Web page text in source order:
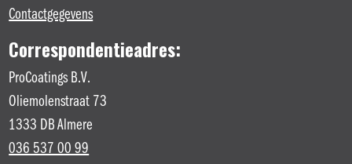
Contactgegevens
Correspondentieadres:
ProCoatings B.V.
Oliemolenstraat 73
1333 DB Almere
036 537 00 99